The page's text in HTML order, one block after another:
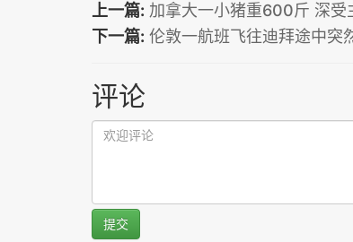
上一篇: 加拿大一小猪重600斤 深受
下一篇: 伦敦一航班飞往迪拜途中突
评论
提交